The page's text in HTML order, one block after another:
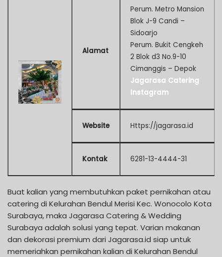
Alamat
Perum. Metro Mansion
Blok J-9 Candi –
Sidoarjo
Perum. Bukit Cengkeh
2 Blok d3 No.9-10
Cimanggis – Depok
Jagarasa Catering
Instagram
Website Https://jagarasa.id
Kontak 6281-13-4444-31
Buat kalian yang membutuhkan paket pernikahan atau
catering di Kelurahan Bendul Merisi Kec. Wonocolo Kota
Surabaya, maka Jagarasa Catering & Wedding
Surabaya adalah solusi yang tepat. Varian makanan
dan dekorasi premium dari Jagarasa.id siap untuk
memeriahkan pernikahan kalian di Kelurahan Bendul